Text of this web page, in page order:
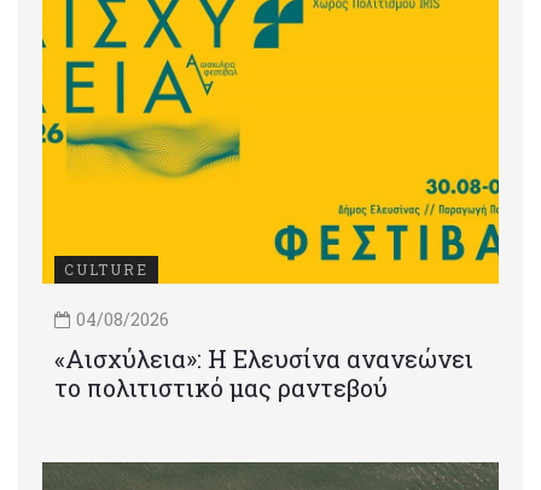
CULTURE
04/08/2026
«Αισχύλεια»: Η Ελευσίνα ανανεώνει
το πολιτιστικό μας ραντεβού